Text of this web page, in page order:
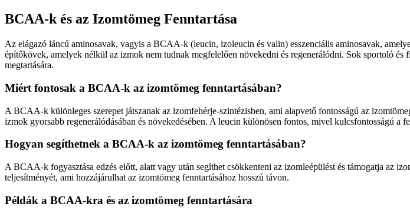
BCAA-k és az Izomtömeg Fenntartása
Az elágazó láncú aminosavak, vagyis a BCAA-k (leucin, izoleucin és valin) esszenciális aminosavak,
építőkövek, amelyek nélkül az izmok nem tudnak megfelelően növekedni és regenerálódni. Sok sportoló
megtartására.
Miért fontosak a BCAA-k az izomtömeg fenntartásában?
A BCAA-k különleges szerepet játszanak az izomfehérje-szintézisben, ami alapvető fontosságú az
izmok gyorsabb regenerálódásában és növekedésében. A leucin különösen fontos, mivel kulcsfontosságú a
Hogyan segíthetnek a BCAA-k az izomtömeg fenntartásában?
A BCAA-k fogyasztása edzés előtt, alatt vagy után segíthet csökkenteni az izomleépülést és támogatja az
teljesítményét, ami hozzájárulhat az izomtömeg fenntartásához hosszú távon.
Példák a BCAA-kra és az izomtömeg fenntartására